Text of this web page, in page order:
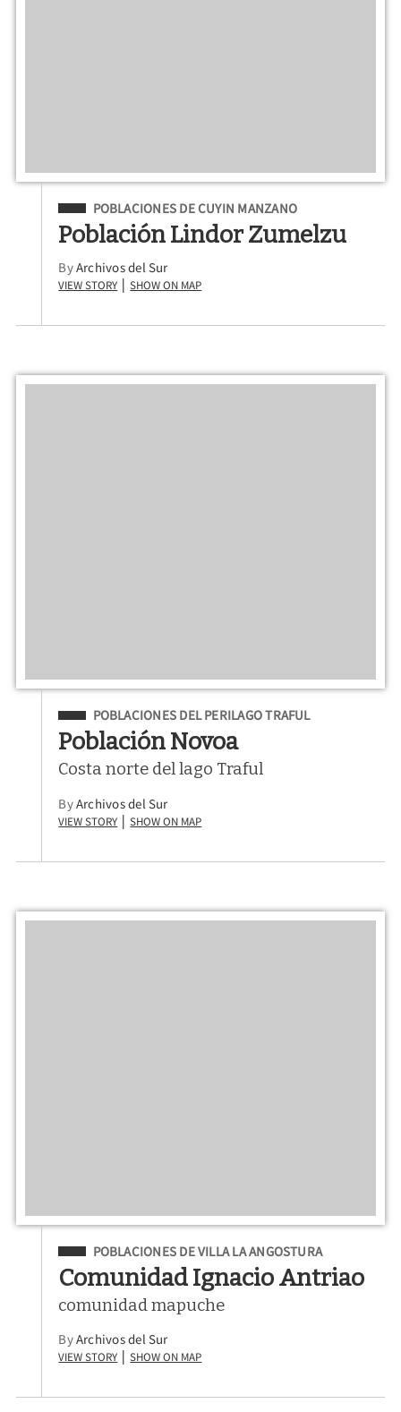
Filed Under
POBLACIONES DE CUYIN MANZANO
Población Lindor Zumelzu
ByArchivos del Sur
View Story | Show on Map
Filed Under
POBLACIONES DEL PERILAGO TRAFUL
Población Novoa
Costa norte del lago Traful
ByArchivos del Sur
View Story | Show on Map
Filed Under
POBLACIONES DE VILLA LA ANGOSTURA
Comunidad Ignacio Antriao
comunidad mapuche
ByArchivos del Sur
View Story | Show on Map